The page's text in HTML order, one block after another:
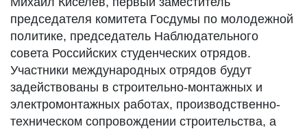
председателя комитета Госдумы по молодежной
политике, председатель Наблюдательного
совета Российских студенческих отрядов.
Участники международных отрядов будут
задействованы в строительно-монтажных и
электромонтажных работах, производственно-
техническом сопровождении строительства, а